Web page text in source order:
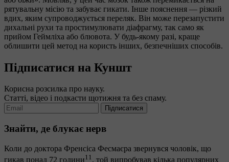
рятувальну місію та забуває гикати. Інше пояснення — різкий
вдих, яким супроводжується переляк. Він може перезапустити
дихальні рухи та простимулювати діафрагму, так само як
прийом Геймліха або блювота. У будь-якому разі, краще
облишити цей метод на користь інших, безпечніших способів.
Підписатися на Куншт
Корисна розсилка про науку.
Статті, відео і подкасти щотижня та без спаму.
Підписатися
Знайти, де блукає нерв
Коли до доктора Френсіса Фесмаєра звернувся чоловік, що
гикав понад 72 години11 , той випробував кілька популярних